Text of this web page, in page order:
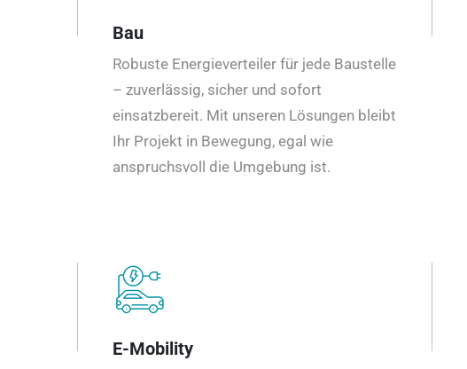
Bau
Robuste Energieverteiler für jede Baustelle
– zuverlässig, sicher und sofort
einsatzbereit. Mit unseren Lösungen bleibt
Ihr Projekt in Bewegung, egal wie
anspruchsvoll die Umgebung ist.
E-Mobility